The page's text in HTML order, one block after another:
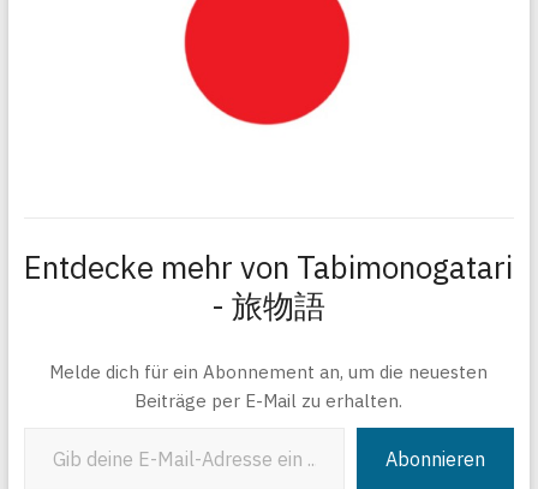
Entdecke mehr von Tabimonogatari
- 旅物語
Melde dich für ein Abonnement an, um die neuesten
Beiträge per E-Mail zu erhalten.
Abonnieren